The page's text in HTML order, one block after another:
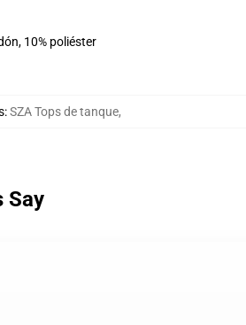
10% poliéster
:SZA Tops de tanque,
Say